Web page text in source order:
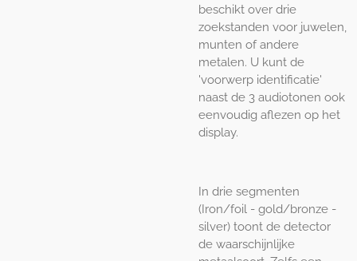
beschikt over drie
zoekstanden voor juwelen,
munten of andere
metalen. U kunt de
'voorwerp identificatie'
naast de 3 audiotonen ook
eenvoudig aflezen op het
display.
In drie segmenten
(Iron/foil - gold/bronze -
silver) toont de detector
de waarschijnlijke